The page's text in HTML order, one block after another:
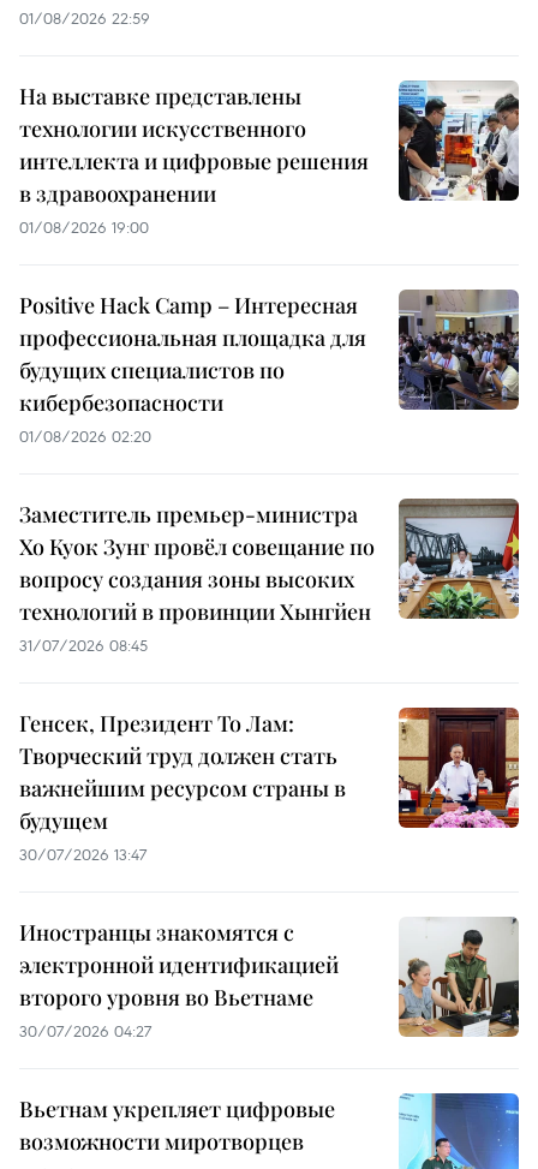
01/08/2026 22:59
На выставке представлены
технологии искусственного
интеллекта и цифровые решения
в здравоохранении
01/08/2026 19:00
Positive Hack Camp – Интересная
профессиональная площадка для
будущих специалистов по
кибербезопасности
01/08/2026 02:20
Заместитель премьер-министра
Хо Куок Зунг провёл совещание по
вопросу создания зоны высоких
технологий в провинции Хынгйен
31/07/2026 08:45
Генсек, Президент То Лам:
Творческий труд должен стать
важнейшим ресурсом страны в
будущем
30/07/2026 13:47
Иностранцы знакомятся с
электронной идентификацией
второго уровня во Вьетнаме
30/07/2026 04:27
Вьетнам укрепляет цифровые
возможности миротворцев